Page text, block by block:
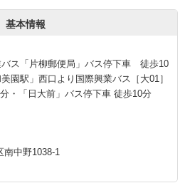
基本情報
バス「片柳郵便局」バス停下車 徒歩10
園駅」西口より国際興業バス［大01］
・「日大前」バス停下車 徒歩10分
南中野1038-1